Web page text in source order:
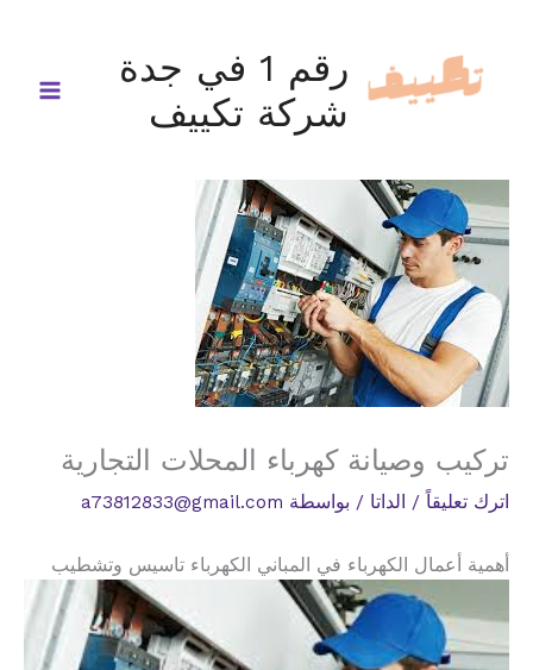
المحتوى
رقم 1 في جدة
شركة تكييف
تركيب وصيانة كهرباء المحلات التجارية
اترك تعليقاً / الداتا / بواسطة a73812833@gmail.com
أهمية أعمال الكهرباء في المباني الكهرباء تاسيس وتشطيب